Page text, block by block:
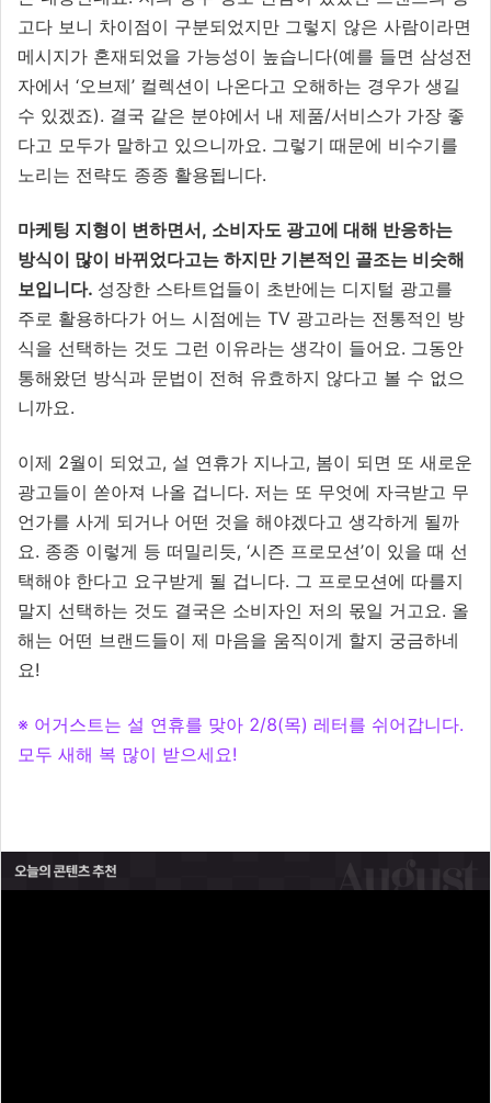
고다 보니 차이점이 구분되었지만 그렇지 않은 사람이라면
메시지가 혼재되었을 가능성이 높습니다(예를 들면 삼성전
자에서 ‘오브제’ 컬렉션이 나온다고 오해하는 경우가 생길
수 있겠죠). 결국 같은 분야에서 내 제품/서비스가 가장 좋
다고 모두가 말하고 있으니까요. 그렇기 때문에 비수기를
노리는 전략도 종종 활용됩니다.
마케팅 지형이 변하면서, 소비자도 광고에 대해 반응하는
방식이 많이 바뀌었다고는 하지만 기본적인 골조는 비슷해
보입니다. 성장한 스타트업들이 초반에는 디지털 광고를
주로 활용하다가 어느 시점에는 TV 광고라는 전통적인 방
식을 선택하는 것도 그런 이유라는 생각이 들어요. 그동안
통해왔던 방식과 문법이 전혀 유효하지 않다고 볼 수 없으
니까요.
이제 2월이 되었고, 설 연휴가 지나고, 봄이 되면 또 새로운
광고들이 쏟아져 나올 겁니다. 저는 또 무엇에 자극받고 무
언가를 사게 되거나 어떤 것을 해야겠다고 생각하게 될까
요. 종종 이렇게 등 떠밀리듯, ‘시즌 프로모션’이 있을 때 선
택해야 한다고 요구받게 될 겁니다. 그 프로모션에 따를지
말지 선택하는 것도 결국은 소비자인 저의 몫일 거고요. 올
해는 어떤 브랜드들이 제 마음을 움직이게 할지 궁금하네
요!
※ 어거스트는 설 연휴를 맞아 2/8(목) 레터를 쉬어갑니다.
모두 새해 복 많이 받으세요!